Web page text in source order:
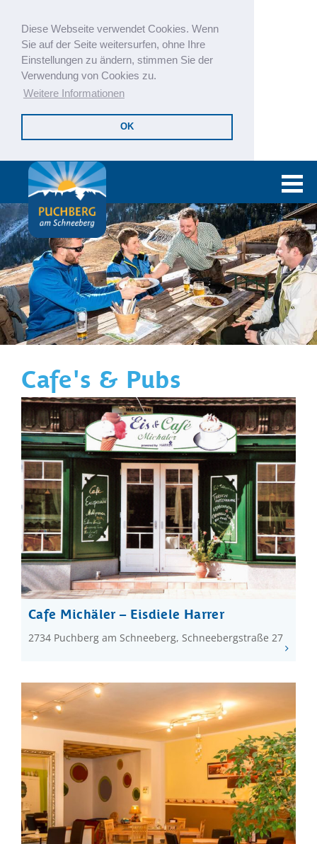
Diese Webseite verwendet Cookies. Wenn
Sie auf der Seite weitersurfen, ohne Ihre
Einstellungen zu ändern, stimmen Sie der
Verwendung von Cookies zu.
Weitere Informationen
OK
Cafe's & Pubs
Cafe Michäler – Eisdiele Harrer
2734 Puchberg am Schneeberg, Schneebergstraße 27